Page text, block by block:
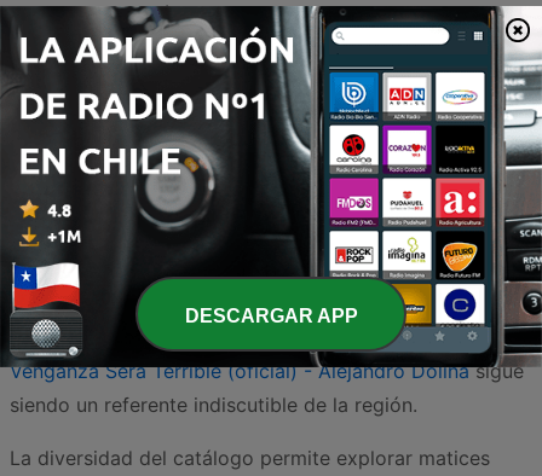
de la conversación cotidiana con un giro hilarante que
resuena profundamente en el público nacional.
La influencia de creadores internacionales también es
notable en las preferencias de los auditores chilenos.
Espacios comoHablando Huevadas - Sonoro |
HablandoHuevadasy The Wild Project - Jordi Wild
dominan las listas gracias a su capacidad de mezclar
anécdotas, entrevistas y un sentido del humor sin filtros.
Para quienes buscan una risa mezclada con reflexiones
más profundas o un estilo literario, la presencia de La
Venganza Será Terrible (oficial) - Alejandro Dolinasigue
siendo un referente indiscutible de la región.
La diversidad del catálogo permite explorar matices
DESCARGAR APP